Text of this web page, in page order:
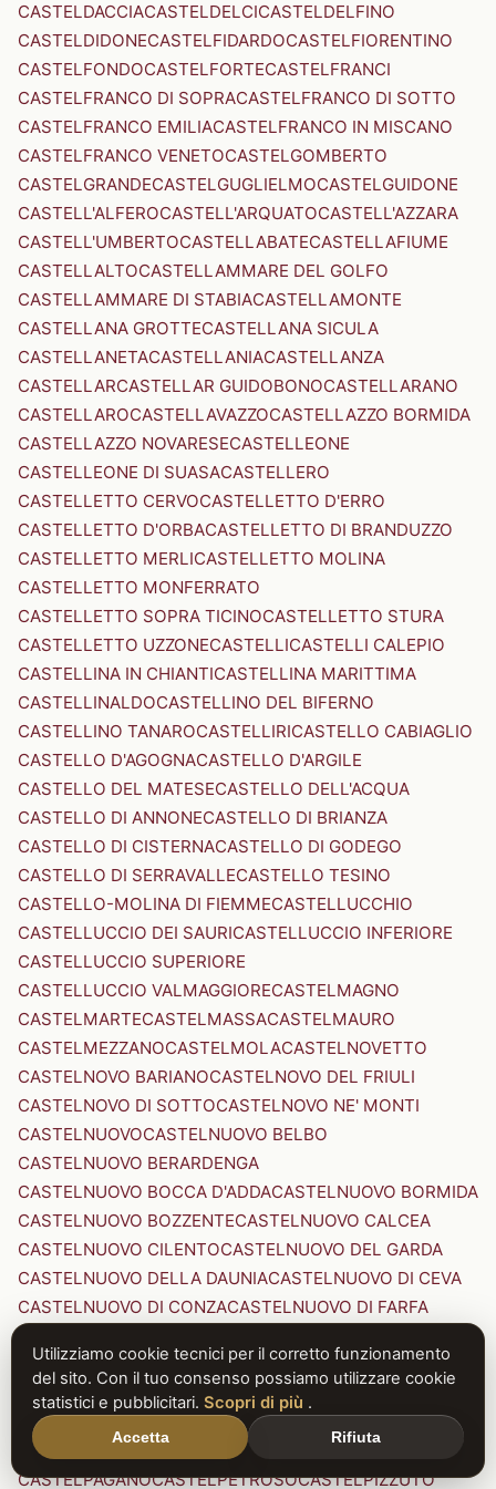
CASTELDACCIACASTELDELCICASTELDELFINO
CASTELDIDONECASTELFIDARDOCASTELFIORENTINO
CASTELFONDOCASTELFORTECASTELFRANCI
CASTELFRANCO DI SOPRACASTELFRANCO DI SOTTO
CASTELFRANCO EMILIACASTELFRANCO IN MISCANO
CASTELFRANCO VENETOCASTELGOMBERTO
CASTELGRANDECASTELGUGLIELMOCASTELGUIDONE
CASTELL'ALFEROCASTELL'ARQUATOCASTELL'AZZARA
CASTELL'UMBERTOCASTELLABATECASTELLAFIUME
CASTELLALTOCASTELLAMMARE DEL GOLFO
CASTELLAMMARE DI STABIACASTELLAMONTE
CASTELLANA GROTTECASTELLANA SICULA
CASTELLANETACASTELLANIACASTELLANZA
CASTELLARCASTELLAR GUIDOBONOCASTELLARANO
CASTELLAROCASTELLAVAZZOCASTELLAZZO BORMIDA
CASTELLAZZO NOVARESECASTELLEONE
CASTELLEONE DI SUASACASTELLERO
CASTELLETTO CERVOCASTELLETTO D'ERRO
CASTELLETTO D'ORBACASTELLETTO DI BRANDUZZO
CASTELLETTO MERLICASTELLETTO MOLINA
CASTELLETTO MONFERRATO
CASTELLETTO SOPRA TICINOCASTELLETTO STURA
CASTELLETTO UZZONECASTELLICASTELLI CALEPIO
CASTELLINA IN CHIANTICASTELLINA MARITTIMA
CASTELLINALDOCASTELLINO DEL BIFERNO
CASTELLINO TANAROCASTELLIRICASTELLO CABIAGLIO
CASTELLO D'AGOGNACASTELLO D'ARGILE
CASTELLO DEL MATESECASTELLO DELL'ACQUA
CASTELLO DI ANNONECASTELLO DI BRIANZA
CASTELLO DI CISTERNACASTELLO DI GODEGO
CASTELLO DI SERRAVALLECASTELLO TESINO
CASTELLO-MOLINA DI FIEMMECASTELLUCCHIO
CASTELLUCCIO DEI SAURICASTELLUCCIO INFERIORE
CASTELLUCCIO SUPERIORE
CASTELLUCCIO VALMAGGIORECASTELMAGNO
CASTELMARTECASTELMASSACASTELMAURO
CASTELMEZZANOCASTELMOLACASTELNOVETTO
CASTELNOVO BARIANOCASTELNOVO DEL FRIULI
CASTELNOVO DI SOTTOCASTELNOVO NE' MONTI
CASTELNUOVOCASTELNUOVO BELBO
CASTELNUOVO BERARDENGA
CASTELNUOVO BOCCA D'ADDACASTELNUOVO BORMIDA
CASTELNUOVO BOZZENTECASTELNUOVO CALCEA
CASTELNUOVO CILENTOCASTELNUOVO DEL GARDA
CASTELNUOVO DELLA DAUNIACASTELNUOVO DI CEVA
CASTELNUOVO DI CONZACASTELNUOVO DI FARFA
CASTELNUOVO DI PORTO CASTELNUOVO DON BOSCO
CASTELNUOVO MAGRACASTELNUOVO NIGRA
CASTELNUOVO PARANOCASTELNUOVO RANGONE
CASTELNUOVO SCRIVIA
CASTELNUOVO VAL DI CECINA
CASTELPAGANOCASTELPETROSOCASTELPIZZUTO
Utilizziamo cookie tecnici per il corretto funzionamento
del sito. Con il tuo consenso possiamo utilizzare cookie
statistici e pubblicitari. Scopri di più .
Accetta Rifiuta